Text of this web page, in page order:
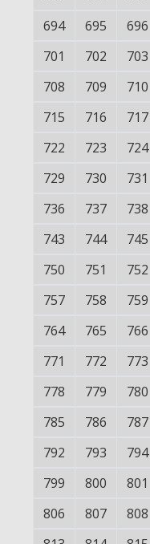
694
695 696
701
702 703
708
709 710
715
716 717
722
723 724
729
730 731
736
737 738
743
744 745
750
751 752
757
758 759
764
765 766
771
772 773
778
779 780
785
786 787
792
793 794
799
800 801
806
807 808